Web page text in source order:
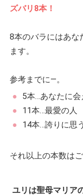
ズバリ8本！
8本のバラにはあな
ます。
参考までに―。
5本…あなたに
11本…最愛の人
14本…誇りに思う
それ以上の本数は
ユリは聖母マリア